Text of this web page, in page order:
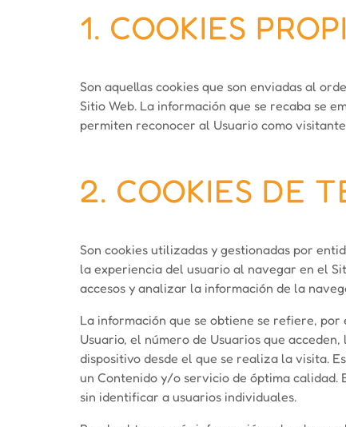
1. COOKIES
Son aquellas cookies que son enviadas al
Sitio Web. La información que se recaba se
permiten reconocer al Usuario como
2. COOKIES DE
Son cookies utilizadas y gestionadas por
la experiencia del usuario al navegar en el
accesos y analizar la información de la
La información que se obtiene se refiere,
Usuario, el número de Usuarios que
dispositivo desde el que se realiza la visita.
un Contenido y/o servicio de óptima calidad.
sin identificar a usuarios individuales.